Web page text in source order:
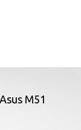
M51